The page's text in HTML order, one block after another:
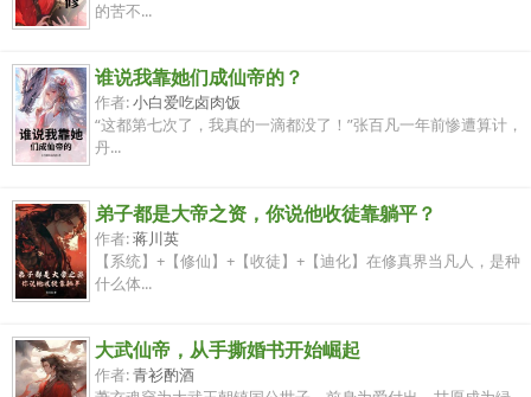
的苦不...
谁说我靠她们成仙帝的？
作者:小白爱吃卤肉饭
“这都第七次了，我真的一滴都没了！”张百凡一年前惨遭算计，
丹...
弟子都是大帝之资，你说他收徒靠躺平？
作者:蒋川英
【系统】+【修仙】+【收徒】+【迪化】在修真界当凡人，是种
什么体...
大武仙帝，从手撕婚书开始崛起
作者:青衫酌酒